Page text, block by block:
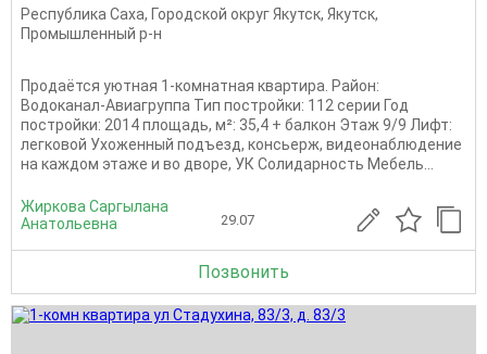
Республика Саха, Городской округ Якутск, Якутск,
Промышленный р-н
Продаётся уютная 1-комнатная квартира. Район:
Водоканал-Авиагруппа Тип постройки: 112 серии Год
постройки: 2014 площадь, м²: 35,4 + балкон Этаж 9/9 Лифт:
легковой Ухоженный подъезд, консьерж, видеонаблюдение
на каждом этаже и во дворе, УК Солидарность Мебель...
Жиркова Саргылана
Анатольевна
29.07
Позвонить